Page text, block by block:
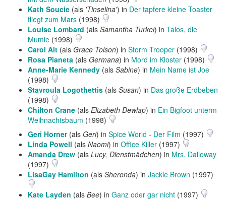
Kath Soucie (als 'Tinselina') in Der tapfere kleine Toaster
fliegt zum Mars (1998)
Louise Lombard (als Samantha Turkel) in Talos, die
Mumie (1998)
Carol Alt (als Grace Tolson) in Storm Trooper (1998)
Rosa Pianeta (als Germana) in Mord im Kloster (1998)
Anne-Marie Kennedy (als Sabine) in Mein Name ist Joe
(1998)
Stavroula Logothettis (als Susan) in Das große Erdbeben
(1998)
Chilton Crane (als Elizabeth Dewlap) in Ein Bigfoot unterm
Weihnachtsbaum (1998)
Geri Horner(als Geri) in Spice World - Der Film (1997)
Linda Powell (als Naomi) in Office Killer (1997)
Amanda Drew (als Lucy, Dienstmädchen) in Mrs. Dalloway
(1997)
LisaGay Hamilton (als Sheronda) in Jackie Brown (1997)
Kate Layden (als Bee) in Ganz oder gar nicht (1997)